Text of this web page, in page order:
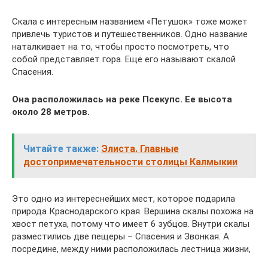
Скала с интересным названием «Петушок» тоже может
привлечь туристов и путешественников. Одно название
наталкивает на то, чтобы просто посмотреть, что
собой представляет гора. Ещё его называют скалой
Спасения.
Она расположилась на реке Псекупс. Ее высота
около 28 метров.
Читайте также: Элиста. Главные
достопримечательности столицы Калмыкии
Это одно из интереснейших мест, которое подарила
природа Краснодарского края. Вершина скалы похожа на
хвост петуха, потому что имеет 6 зубцов. Внутри скалы
разместились две пещеры – Спасения и Звонкая. А
посредине, между ними расположилась лестница жизни,